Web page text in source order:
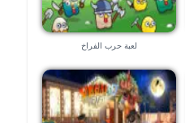
لعبة حرب الفراخ